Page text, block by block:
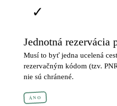
✓
Jednotná rezervácia
Musí to byť jedna ucelená
rezervačným kódom (tzv.
nie sú chránené.
ÁNO